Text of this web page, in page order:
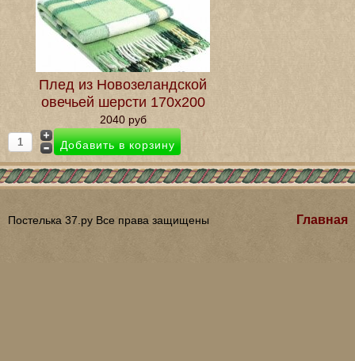
Плед из Новозеландской
овечьей шерсти 170х200
2040 руб
Постелька 37.ру Все права защищены Главная